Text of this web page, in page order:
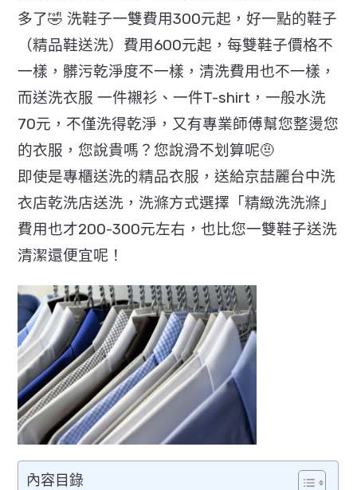
多了🤣 洗鞋子一雙費用300元起，好一點的鞋子
（精品鞋送洗）費用600元起，每雙鞋子價格不
一樣，髒污乾淨度不一樣，清洗費用也不一樣，
而送洗衣服 一件襯衫、一件T-shirt，一般水洗
70元，不僅洗得乾淨，又有專業師傅幫您整燙您
的衣服，您說貴嗎？您說滑不划算呢🤨
即使是專櫃送洗的精品衣服，送給京喆麗台中洗
衣店乾洗店送洗，洗滌方式選擇「精緻洗洗滌」
費用也才200-300元左右，也比您一雙鞋子送洗
清潔還便宜呢！
內容目錄